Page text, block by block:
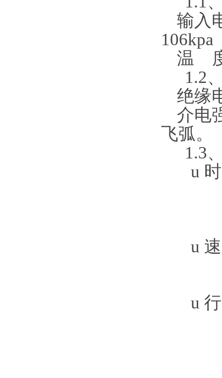
输入
106kpa
温
1.2
绝缘
介电
飞弧。
1.3
u 时
u
u